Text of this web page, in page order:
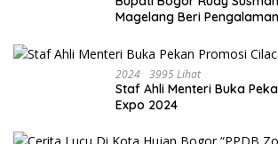
Magelang Beri
2024 3995 Lihat
Staf Ahli Menteri Buka
Expo 2024